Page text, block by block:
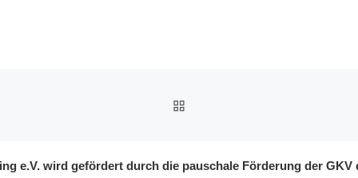
ZURÜCK ZUR
e.V. wird gefördert durch die pauschale Förderung der GKV